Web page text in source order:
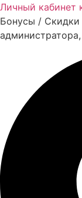
Личный кабинет
Бонусы / Скидки